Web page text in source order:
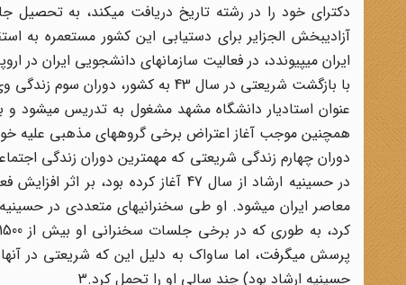
دکترای خود را در رشته تاریخ دریافت میکند، به تحصیل
آزادیبخش الجزایر برای دستیابی این کشور مستعمره
ایران میپیوندد، در فعالیت سازمانهای دانشجویی ایران در
عنوان استادیار دانشگاه مشهد مشغول به تدریس میشود
همچنین موجب آغاز اعتراض برخی گروههای مذهبی علیه
در حسینیه ارشاد از سال 47 آغاز کرده
معاصر ایران میشود. او طی سخنرانیهای متعددی در
پرسش میگرفت، اما ساواک به دلیل این که شریعتی در
حسینیه ارشاد بود) چند سالی او را تحمل کرد.3